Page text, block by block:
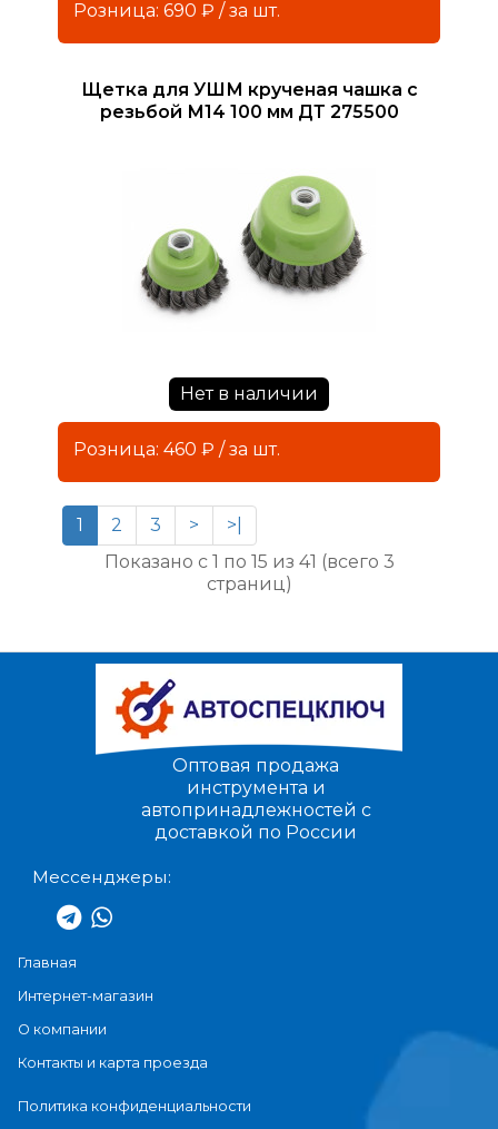
Розница: 690 ₽ / за шт.
Щетка для УШМ крученая чашка с
резьбой М14 100 мм ДТ 275500
Нет в наличии
Розница: 460 ₽ / за шт.
1 2 3 >
>|
Показано с 1 по 15 из 41 (всего 3
страниц)
Оптовая продажа
инструмента и
автопринадлежностей с
доставкой по России
Мессенджеры:
Главная
Интернет-магазин
О компании
Контакты и карта проезда
Политика конфиденциальности